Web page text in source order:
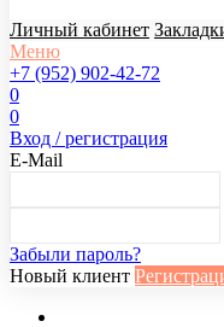
Личный кабинет
Меню
+7 (952) 902-42-72
0
0
Вход / регистрация
E-Mail
Забыли пароль?
Новый клиент